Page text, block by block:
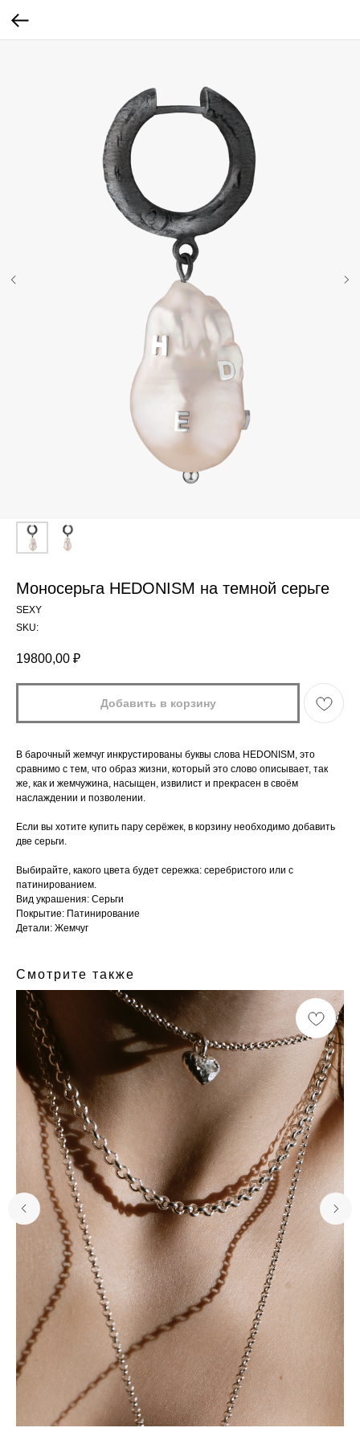
Моносерьга HEDONISM на темной серьге
SEXY
SKU:
19800,00 ₽
Добавить в корзину
В барочный жемчуг инкрустированы буквы слова HEDONISM, это
сравнимо с тем, что образ жизни, который это слово описывает, так
же, как и жемчужина, насыщен, извилист и прекрасен в своём
наслаждении и позволении.
Если вы хотите купить пару серёжек, в корзину необходимо добавить
две серьги.
Выбирайте, какого цвета будет сережка: серебристого или с
патинированием.
Вид украшения: Серьги
Покрытие: Патинирование
Детали: Жемчуг
Смотрите также